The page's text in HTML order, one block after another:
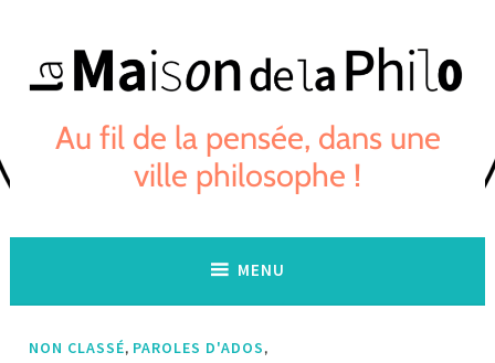
content
Au fil de la pensée, dans une
ville philosophe !
MENU
NON CLASSÉ, PAROLES D'ADOS,